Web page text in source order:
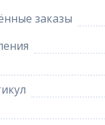
заказы